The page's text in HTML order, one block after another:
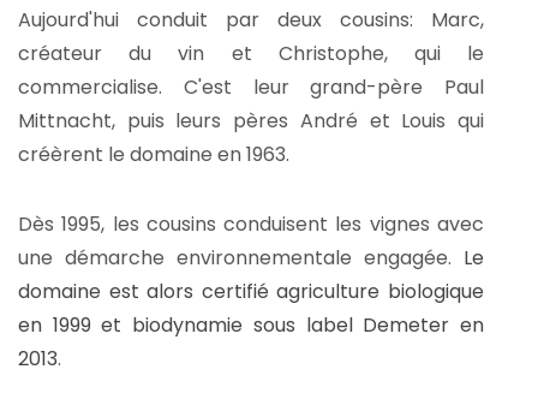
Aujourd'hui conduit par deux cousins: Marc,
créateur du vin et Christophe, qui le
commercialise. C'est leur grand-père Paul
Mittnacht, puis leurs pères André et Louis qui
créèrent le domaine en 1963.
Dès 1995, les cousins conduisent les vignes avec
une démarche environnementale engagée. Le
domaine est alors certifié agriculture biologique
en 1999 et biodynamie sous label Demeter en
2013.